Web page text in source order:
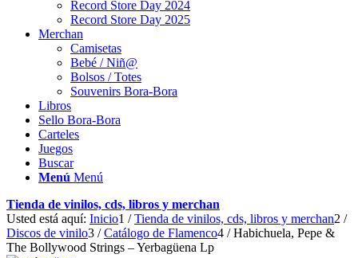
Record Store Day 2024
Record Store Day 2025
Merchan
Camisetas
Bebé / Niñ@
Bolsos / Totes
Souvenirs Bora-Bora
Libros
Sello Bora-Bora
Carteles
Juegos
Buscar
Menú Menú
Tienda de vinilos, cds, libros y merchan
Usted está aquí: Inicio1 / Tienda de vinilos, cds, libros y merchan2 /
Discos de vinilo3 / Catálogo de Flamenco4 / Habichuela, Pepe &
The Bollywood Strings – Yerbagüena Lp